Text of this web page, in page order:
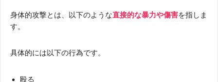
身体的攻撃とは、以下のような直接的な暴力や傷害を指しま
す。
具体的には以下の行為です。
殴る